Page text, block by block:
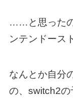
……と思った
ンテンドース
なんとか自分
の、switch2